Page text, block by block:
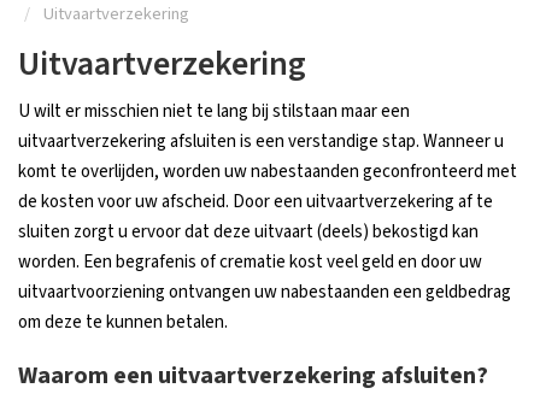
Uitvaartverzekering
Uitvaartverzekering
U wilt er misschien niet te lang bij stilstaan maar een
uitvaartverzekering afsluiten is een verstandige stap. Wanneer u
komt te overlijden, worden uw nabestaanden geconfronteerd met
de kosten voor uw afscheid. Door een uitvaartverzekering af te
sluiten zorgt u ervoor dat deze uitvaart (deels) bekostigd kan
worden. Een begrafenis of crematie kost veel geld en door uw
uitvaartvoorziening ontvangen uw nabestaanden een geldbedrag
om deze te kunnen betalen.
Waarom een uitvaartverzekering afsluiten?